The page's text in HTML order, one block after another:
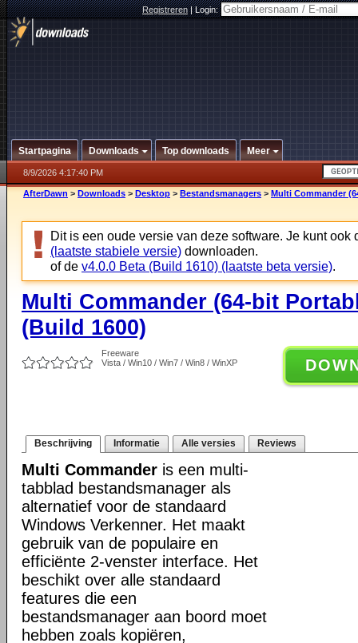
Registreren|Login:
Startpagina Downloads Top downloads Meer
8/9/2026 4:17:40 PM
AfterDawn > Downloads > Desktop > Bestandsmanagers > Multi Commander
Dit is een oude versie van deze software. Je kunt ook
(laatste stabiele versie) downloaden.
of de v4.0.0 Beta (Build 1610) (laatste beta versie).
Multi Commander (64-bit
(Build 1600)
Freeware
Vista / Win10 / Win7 / Win8 / WinXP
Beschrijving Informatie Alle versies Reviews
Multi Commander is een multi-
tabblad bestandsmanager als
alternatief voor de standaard
Windows Verkenner. Het maakt
gebruik van de populaire en
efficiënte 2-venster interface. Het
beschikt over alle standaard
features die een
bestandsmanager aan boord moet
hebben zoals kopiëren,